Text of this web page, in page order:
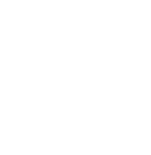
เดียว ขับผ่านไปได้เล